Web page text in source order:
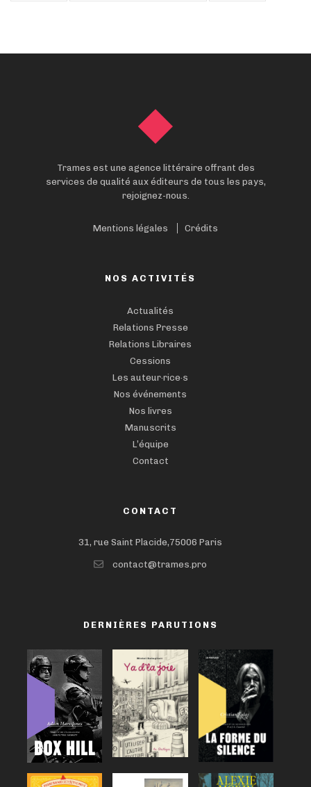
Trames est une agence littéraire offrant des
services de qualité aux éditeurs de tous les pays,
rejoignez-nous.
Mentions légales Crédits
NOS ACTIVITÉS
Actualités
Relations Presse
Relations Libraires
Cessions
Les auteur·rice·s
Nos événements
Nos livres
Manuscrits
L’équipe
Contact
CONTACT
31, rue Saint Placide,75006 Paris
contact@trames.pro
DERNIÈRES PARUTIONS